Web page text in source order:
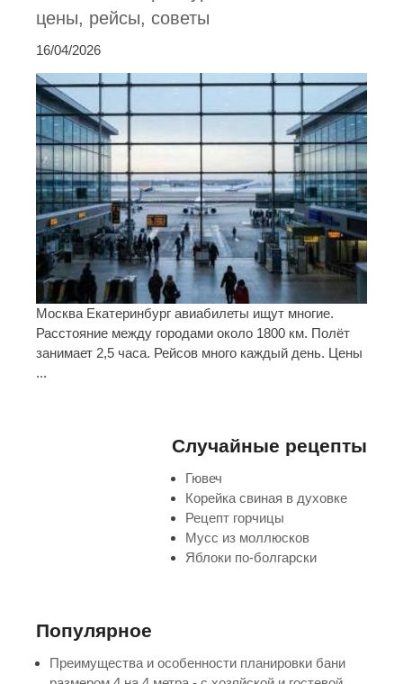
цены, рейсы, советы
16/04/2026
Москва Екатеринбург авиабилеты ищут многие.
Расстояние между городами около 1800 км. Полёт
занимает 2,5 часа. Рейсов много каждый день. Цены
...
Случайные рецепты
Гювеч
Корейка свиная в духовке
Рецепт горчицы
Мусс из моллюсков
Яблоки по-болгарски
Популярное
Преимущества и особенности планировки бани